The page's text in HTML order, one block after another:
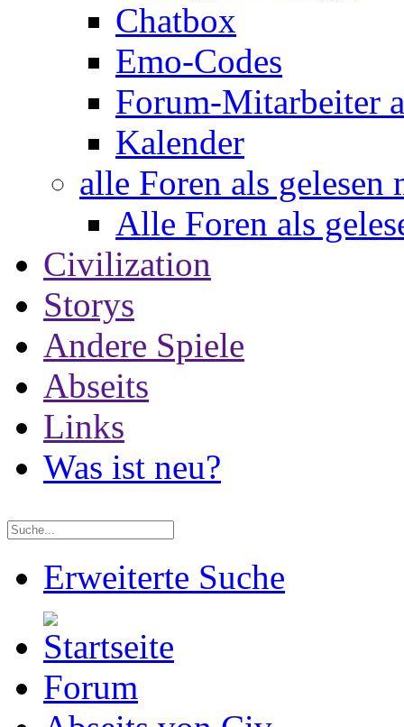
Chatbox
Emo-Codes
Forum-Mitarbeiter
Kalender
alle Foren als gelesen
Alle Foren als
Civilization
Storys
Andere Spiele
Abseits
Links
Was ist neu?
Erweiterte Suche
Forum